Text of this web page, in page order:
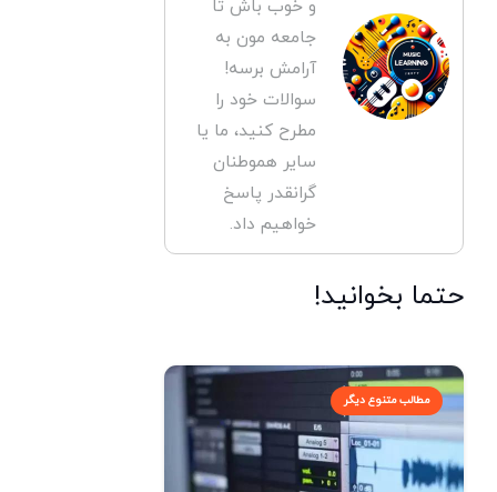
و خوب باش تا
جامعه مون به
آرامش برسه!
سوالات خود را
مطرح کنید، ما یا
سایر هموطنان
گرانقدر پاسخ
خواهیم داد.
حتما بخوانید!
مطالب متنوع دیگر